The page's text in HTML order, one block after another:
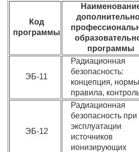
Код
программы
программы
ЭБ-11
Радиационная
безопасность:
концепция,
правила,
ЭБ-12
Радиационная
безопасность при
эксплуатации
источников
ионизирующих